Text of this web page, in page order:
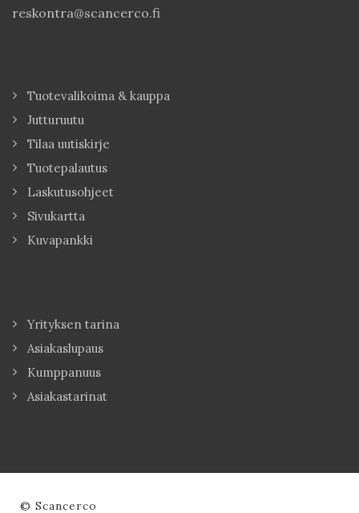
reskontra@scancerco.fi
Tuotevalikoima & kauppa
Jutturuutu
Tilaa uutiskirje
Tuotepalautus
Laskutusohjeet
Sivukartta
Kuvapankki
Yrityksen tarina
Asiakaslupaus
Kumppanuus
Asiakastarinat
© Scancerco